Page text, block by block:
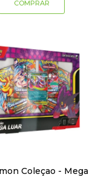
Coleçao - Mega